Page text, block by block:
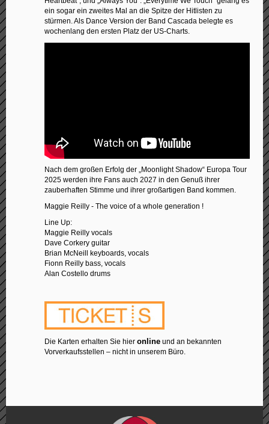
ein sogar ein zweites Mal an die Spitze der Hitlisten zu
stürmen. Als Dance Version der Band Cascada belegte es
wochenlang den ersten Platz der US-Charts.
Nach dem großen Erfolg der „Moonlight Shadow“ Europa Tour
2025 werden ihre Fans auch 2027 in den Genuß ihrer
zauberhaften Stimme und ihrer großartigen Band kommen.
Maggie Reilly - The voice of a whole generation !
Line Up:
Maggie Reilly vocals
Dave Corkery guitar
Brian McNeill keyboards, vocals
Fionn Reilly bass, vocals
Alan Costello drums
Die Karten erhalten Sie hieronline und an bekannten
Vorverkaufsstellen – nicht in unserem Büro.